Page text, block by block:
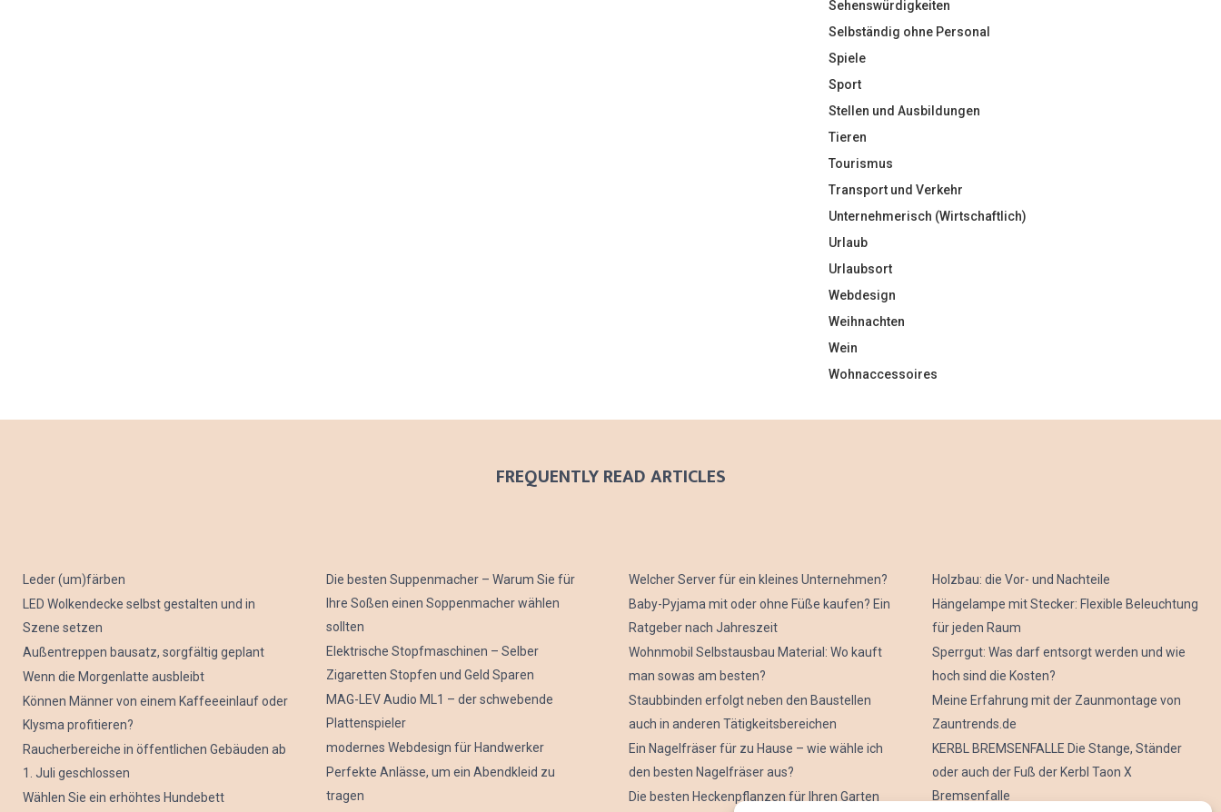
Sehenswürdigkeiten
Selbständig ohne Personal
Spiele
Sport
Stellen und Ausbildungen
Tieren
Tourismus
Transport und Verkehr
Unternehmerisch (Wirtschaftlich)
Urlaub
Urlaubsort
Webdesign
Weihnachten
Wein
Wohnaccessoires
FREQUENTLY READ ARTICLES
Leder (um)färben
LED Wolkendecke selbst gestalten und in
Szene setzen
Außentreppen bausatz, sorgfältig geplant
Wenn die Morgenlatte ausbleibt
Können Männer von einem Kaffeeeinlauf oder
Klysma profitieren?
Raucherbereiche in öffentlichen Gebäuden ab
1. Juli geschlossen
Wählen Sie ein erhöhtes Hundebett
Die besten Suppenmacher – Warum Sie für
Ihre Soßen einen Soppenmacher wählen
sollten
Elektrische Stopfmaschinen – Selber
Zigaretten Stopfen und Geld Sparen
MAG-LEV Audio ML1 – der schwebende
Plattenspieler
modernes Webdesign für Handwerker
Perfekte Anlässe, um ein Abendkleid zu
tragen
Welcher Server für ein kleines Unternehmen?
Baby-Pyjama mit oder ohne Füße kaufen? Ein
Ratgeber nach Jahreszeit
Wohnmobil Selbstausbau Material: Wo kauft
man sowas am besten?
Staubbinden erfolgt neben den Baustellen
auch in anderen Tätigkeitsbereichen
Ein Nagelfräser für zu Hause – wie wähle ich
den besten Nagelfräser aus?
Die besten Heckenpflanzen für Ihren Garten
Holzbau: die Vor- und Nachteile
Hängelampe mit Stecker: Flexible Beleuchtung
für jeden Raum
Sperrgut: Was darf entsorgt werden und wie
hoch sind die Kosten?
Meine Erfahrung mit der Zaunmontage von
Zauntrends.de
KERBL BREMSENFALLE Die Stange, Ständer
oder auch der Fuß der Kerbl Taon X
Bremsenfalle